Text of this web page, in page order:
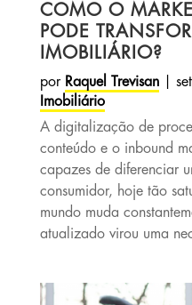
COMO O
PODE
IMOBILIÁRIO?
por Raquel Trevisan|
Imobiliário
A digitalização de
conteúdo e o inbound
capazes de diferenciar
consumidor, hoje tão
mundo muda
atualizado virou uma